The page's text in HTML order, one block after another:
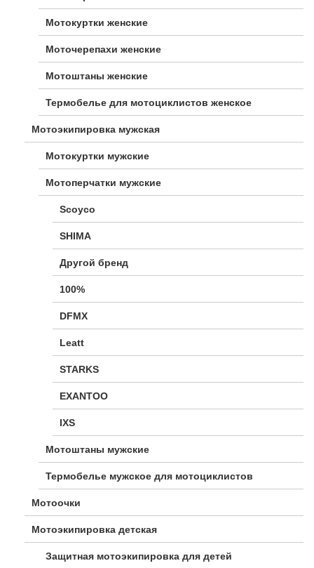
Мотокуртки женские
Моточерепахи женские
Мотоштаны женские
Термобелье для мотоциклистов женское
Мотоэкипировка мужская
Мотокуртки мужские
Мотоперчатки мужские
Scoyco
SHIMA
Другой бренд
100%
DFMX
Leatt
STARKS
EXANTOO
IXS
Мотоштаны мужские
Термобелье мужское для мотоциклистов
Мотоочки
Мотоэкипировка детская
Защитная мотоэкипировка для детей